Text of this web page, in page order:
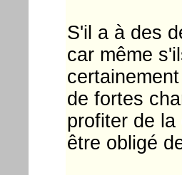
S'il a à des
car même
de fortes
profiter de
être obligé